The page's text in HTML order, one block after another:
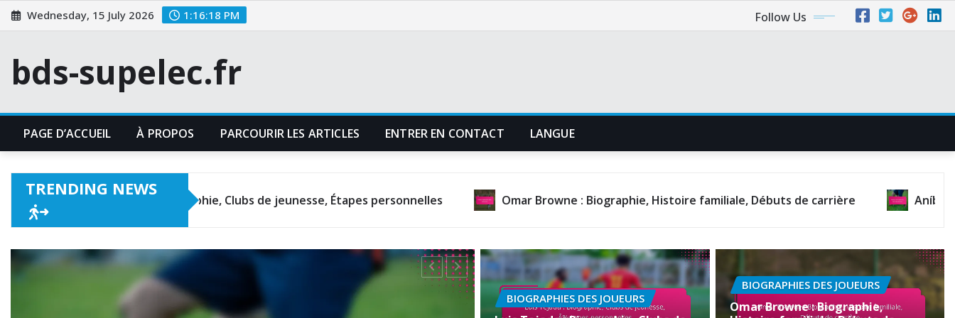
Skip
to
Wednesday, 15 July 2026 1:16:19 PM Follow Us
bds-supelec.fr
PAGE D’ACCUEIL À PROPOS PARCOURIR LES ARTICLES ENTRER EN CONTACT LANGUE
TRENDING NEWS
Luis Tejada : Biographie, Clubs de jeunesse, Étapes personnelles Omar Browne : Biographie, Histoire familiale, Débuts de carrière Aníbal Godoy :
BIOGRAPHIES DES JOUEURS
BIOGRAPHIES DES JOUEURS
Omar Browne : Biographie,